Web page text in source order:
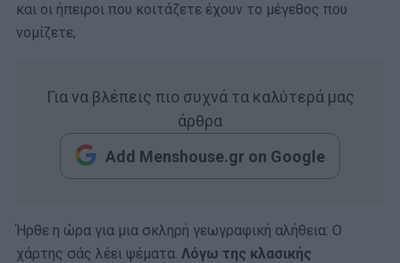
και οι ήπειροι που κοιτάζετε έχουν το μέγεθος που
νομίζετε;
Για να βλέπεις πιο συχνά τα καλύτερά μας
άρθρα
Add Menshouse.gr on Google
Ήρθε η ώρα για μια σκληρή γεωγραφική αλήθεια: Ο
χάρτης σάς λέει ψέματα. Λόγω της κλασικής